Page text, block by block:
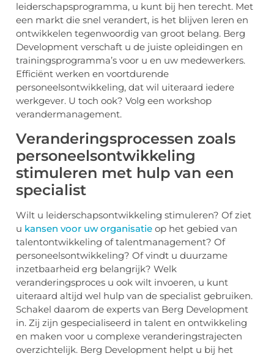
leiderschapsprogramma, u kunt bij hen terecht. Met
een markt die snel verandert, is het blijven leren en
ontwikkelen tegenwoordig van groot belang. Berg
Development verschaft u de juiste opleidingen en
trainingsprogramma’s voor u en uw medewerkers.
Efficiënt werken en voortdurende
personeelsontwikkeling, dat wil uiteraard iedere
werkgever. U toch ook? Volg een workshop
verandermanagement.
Veranderingsprocessen zoals
personeelsontwikkeling
stimuleren met hulp van een
specialist
Wilt u leiderschapsontwikkeling stimuleren? Of ziet
u kansen voor uw organisatie op het gebied van
talentontwikkeling of talentmanagement? Of
personeelsontwikkeling? Of vindt u duurzame
inzetbaarheid erg belangrijk? Welk
veranderingsproces u ook wilt invoeren, u kunt
uiteraard altijd wel hulp van de specialist gebruiken.
Schakel daarom de experts van Berg Development
in. Zij zijn gespecialiseerd in talent en ontwikkeling
en maken voor u complexe veranderingstrajecten
overzichtelijk. Berg Development helpt u bij het